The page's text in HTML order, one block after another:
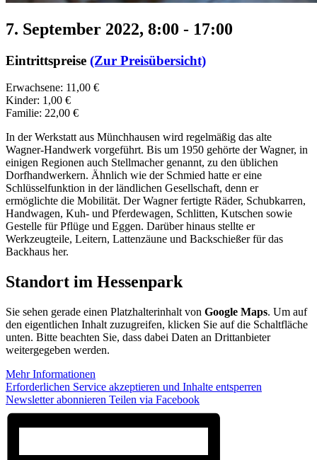
7. September 2022, 8:00 - 17:00
Eintrittspreise (Zur Preisübersicht)
Erwachsene: 11,00 €
Kinder: 1,00 €
Familie: 22,00 €
In der Werkstatt aus Münchhausen wird regelmäßig das alte
Wagner-Handwerk vorgeführt. Bis um 1950 gehörte der Wagner, in
einigen Regionen auch Stellmacher genannt, zu den üblichen
Dorfhandwerkern. Ähnlich wie der Schmied hatte er eine
Schlüsselfunktion in der ländlichen Gesellschaft, denn er
ermöglichte die Mobilität. Der Wagner fertigte Räder, Schubkarren,
Handwagen, Kuh- und Pferdewagen, Schlitten, Kutschen sowie
Gestelle für Pflüge und Eggen. Darüber hinaus stellte er
Werkzeugteile, Leitern, Lattenzäune und Backschießer für das
Backhaus her.
Standort im Hessenpark
Sie sehen gerade einen Platzhalterinhalt von Google Maps. Um auf
den eigentlichen Inhalt zuzugreifen, klicken Sie auf die Schaltfläche
unten. Bitte beachten Sie, dass dabei Daten an Drittanbieter
weitergegeben werden.
Mehr Informationen
Erforderlichen Service akzeptieren und Inhalte entsperren
Newsletter abonnieren Teilen via Facebook